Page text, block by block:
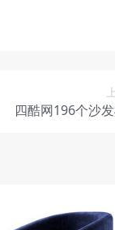
四酷网196个沙